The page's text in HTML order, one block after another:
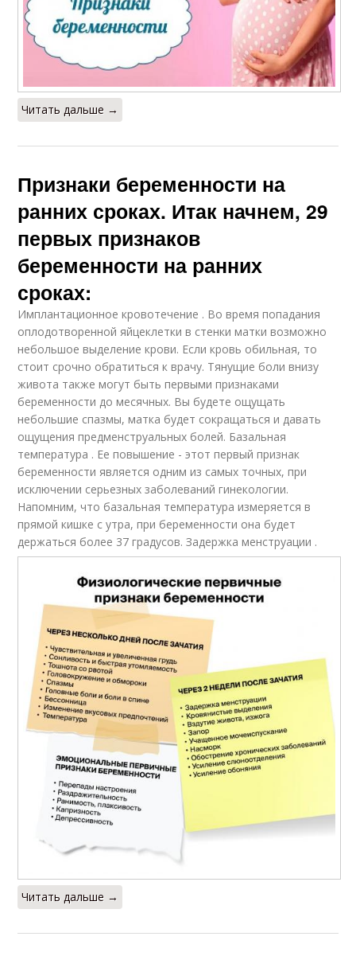
Читать дальше →
Признаки беременности на
ранних сроках. Итак начнем, 29
первых признаков
беременности на ранних
сроках:
Имплантационное кровотечение . Во время попадания
оплодотворенной яйцеклетки в стенки матки возможно
небольшое выделение крови. Если кровь обильная, то
стоит срочно обратиться к врачу. Тянущие боли внизу
живота также могут быть первыми признаками
беременности до месячных. Вы будете ощущать
небольшие спазмы, матка будет сокращаться и давать
ощущения предменструальных болей. Базальная
температура . Ее повышение - этот первый признак
беременности является одним из самых точных, при
исключении серьезных заболеваний гинекологии.
Напомним, что базальная температура измеряется в
прямой кишке с утра, при беременности она будет
держаться более 37 градусов. Задержка менструации .
Читать дальше →